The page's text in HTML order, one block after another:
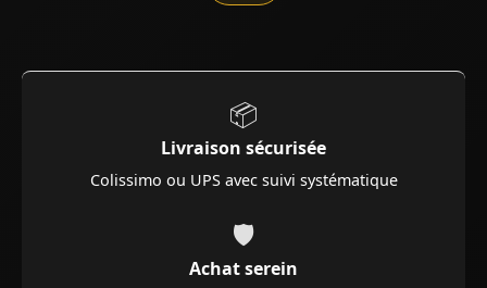
📦
Livraison sécurisée
Colissimo ou UPS avec suivi systématique
🛡️
Achat serein